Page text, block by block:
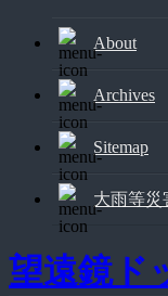
About
Archives
Sitemap
大雨等災
望遠鏡ド